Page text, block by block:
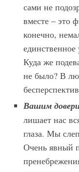
сами не
вместе – это
конечно,
Куда же
не было? В
Вашим
лишает нас
глаза. Мы
Очень явный